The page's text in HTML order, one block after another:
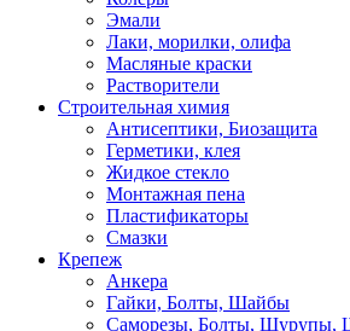
Эмали
Лаки, морилки, олифа
Масляные краски
Растворители
Строительная химия
Антисептики, Биозащита
Герметики, клея
Жидкое стекло
Монтажная пена
Пластификаторы
Смазки
Крепеж
Анкера
Гайки, Болты, Шайбы
Саморезы, Болты, Шурупы,